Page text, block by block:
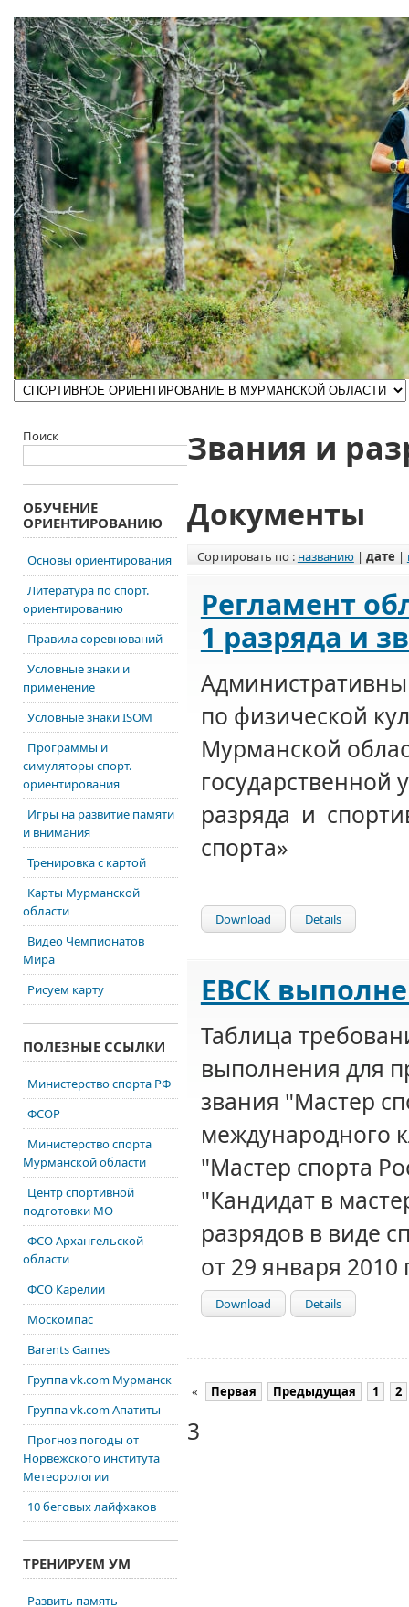
Звания и
Документы
Сортировать по : названию| дате |
Регламент
1 разряда и
по физической
Мурманской
государственной
разряда и
спорта»
Download Details
ЕВСК
Таблица
выполнения для
звания "Мастер
международного
"Мастер спорта
"Кандидат в
разрядов в виде
от 29 января 2010
Download Details
« Первая Предыдущая 1 2
3
Поиск
ОБУЧЕНИЕ
ОРИЕНТИРОВАНИЮ
Основы ориентирования
Литература по спорт.
ориентированию
Правила соревнований
Условные знаки и
применение
Условные знаки ISOM
Программы и
симуляторы спорт.
ориентирования
Игры на развитие памяти
и внимания
Тренировка с картой
Карты Мурманской
области
Видео Чемпионатов
Мира
Рисуем карту
ПОЛЕЗНЫЕ ССЫЛКИ
Министерство спорта РФ
ФСОР
Министерство спорта
Мурманской области
Центр спортивной
подготовки МО
ФСО Архангельской
области
ФСО Карелии
Москомпас
Barents Games
Группа vk.com Мурманск
Группа vk.com Апатиты
Прогноз погоды от
Норвежского института
Метеорологии
10 беговых лайфхаков
ТРЕНИРУЕМ УМ
Развить память